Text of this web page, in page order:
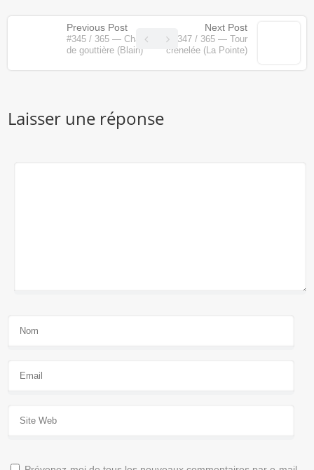
Previous Post
#345 / 365 — Chat
de gouttière (Blain)
Next Post
#347 / 365 — Tour
crénelée (La Pointe)
Laisser une réponse